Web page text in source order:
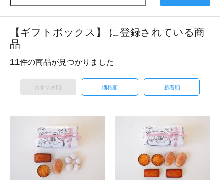
【ギフトボックス】 に登録されている商
品
11件の商品が見つかりました
おすすめ順 価格順 新着順